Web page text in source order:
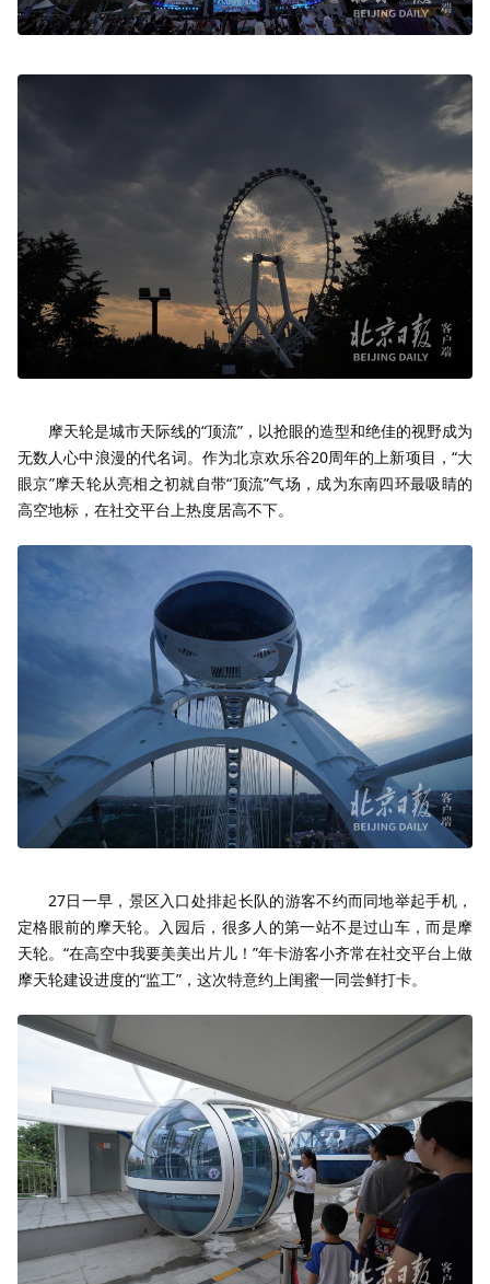
摩天轮是城市天际线的“顶流”，以抢眼的造型和绝佳的视野成为
无数人心中浪漫的代名词。作为北京欢乐谷20周年的上新项目，“大
眼京”摩天轮从亮相之初就自带“顶流”气场，成为东南四环最吸睛的
高空地标，在社交平台上热度居高不下。
27日一早，景区入口处排起长队的游客不约而同地举起手机，
定格眼前的摩天轮。入园后，很多人的第一站不是过山车，而是摩
天轮。“在高空中我要美美出片儿！”年卡游客小齐常在社交平台上做
摩天轮建设进度的“监工”，这次特意约上闺蜜一同尝鲜打卡。